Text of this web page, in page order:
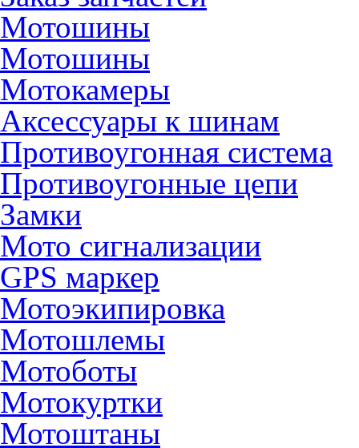
Мотошины
Мотошины
Мотокамеры
Аксессуары к шинам
Противоугонная система
Противоугонные цепи
Замки
Мото сигнализации
GPS маркер
Мотоэкипировка
Мотошлемы
Мотоботы
Мотокуртки
Мотоштаны